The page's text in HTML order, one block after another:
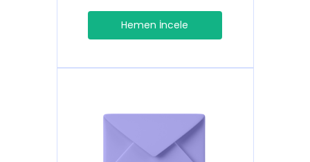
Hemen İncele